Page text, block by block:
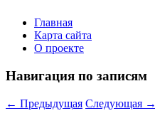
Главная
Карта сайта
О проекте
Навигация по записям
← Предыдущая Следующая →